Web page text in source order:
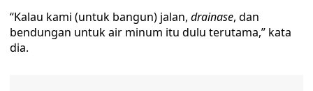
“Kalau kami (untuk bangun) jalan, drainase, dan
bendungan untuk air minum itu dulu terutama,” kata
dia.